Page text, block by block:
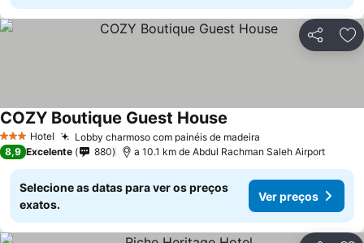
Partilhar
3 EstrelasHotel Lobby charmoso com painéis de madeira
COZY Boutique Guest House
8,9 Excelente 880 a 10.1 km de Abdul Rachman Saleh Airport
Selecione as datas para ver os preços
exatos.
Ver preços